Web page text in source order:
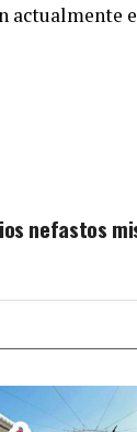
actualmente
nefastos